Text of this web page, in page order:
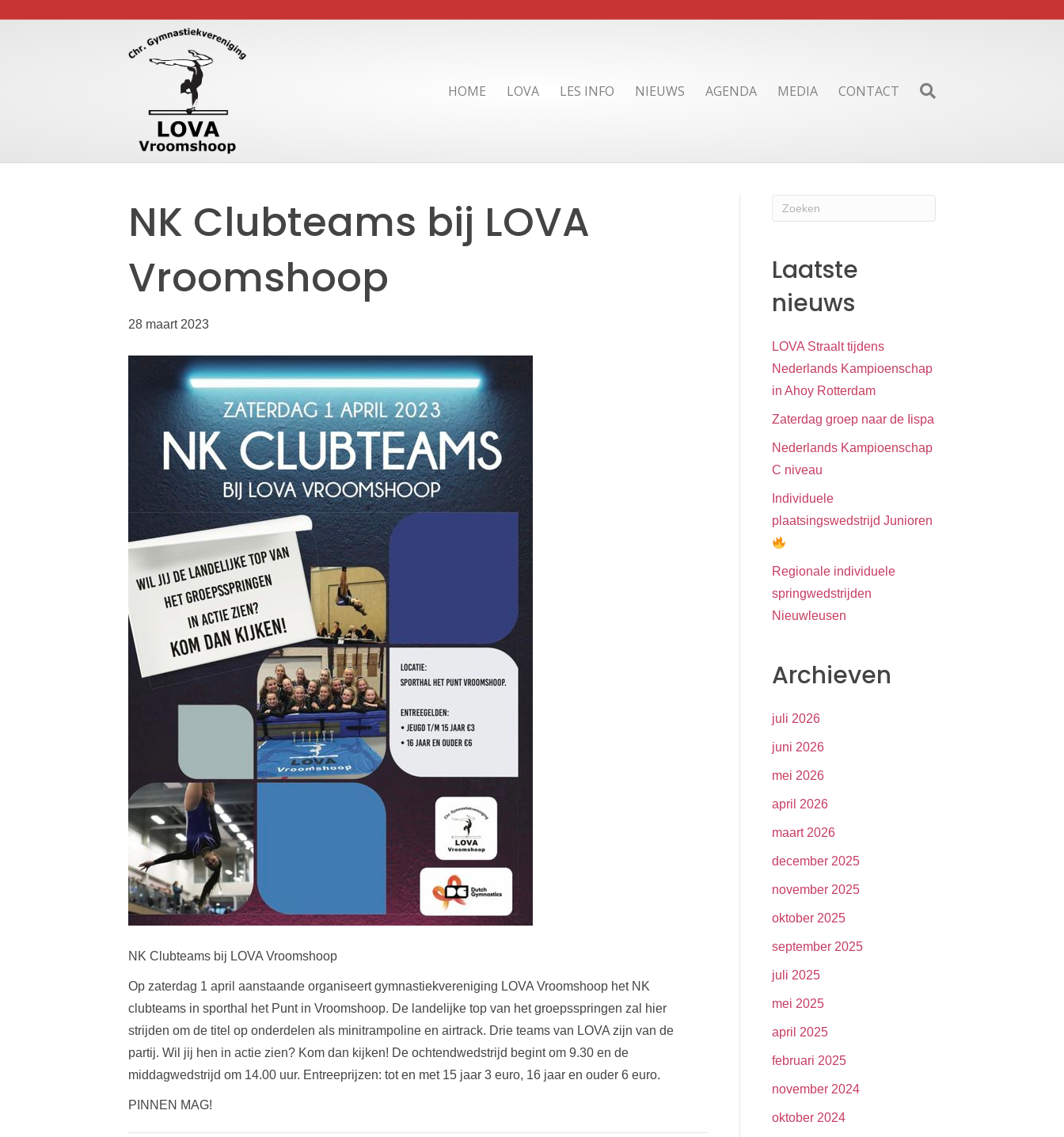
HOME LOVA LES INFO NIEUWS AGENDA MEDIA CONTACT
NK Clubteams bij LOVA
Vroomshoop
28 maart 2023
NK Clubteams bij LOVA Vroomshoop
Op zaterdag 1 april aanstaande organiseert gymnastiekvereniging LOVA Vroomshoop het NK
clubteams in sporthal het Punt in Vroomshoop. De landelijke top van het groepsspringen zal hier
strijden om de titel op onderdelen als minitrampoline en airtrack. Drie teams van LOVA zijn van de
partij. Wil jij hen in actie zien? Kom dan kijken! De ochtendwedstrijd begint om 9.30 en de
middagwedstrijd om 14.00 uur. Entreeprijzen: tot en met 15 jaar 3 euro, 16 jaar en ouder 6 euro.
PINNEN MAG!
Laatste
nieuws
LOVA Straalt tijdens
Nederlands Kampioenschap
in Ahoy Rotterdam
Zaterdag groep naar de Iispa
Nederlands Kampioenschap
C niveau
Individuele
plaatsingswedstrijd Junioren
Regionale individuele
springwedstrijden
Nieuwleusen
Archieven
juli 2026
juni 2026
mei 2026
april 2026
maart 2026
december 2025
november 2025
oktober 2025
september 2025
juli 2025
mei 2025
april 2025
februari 2025
november 2024
oktober 2024